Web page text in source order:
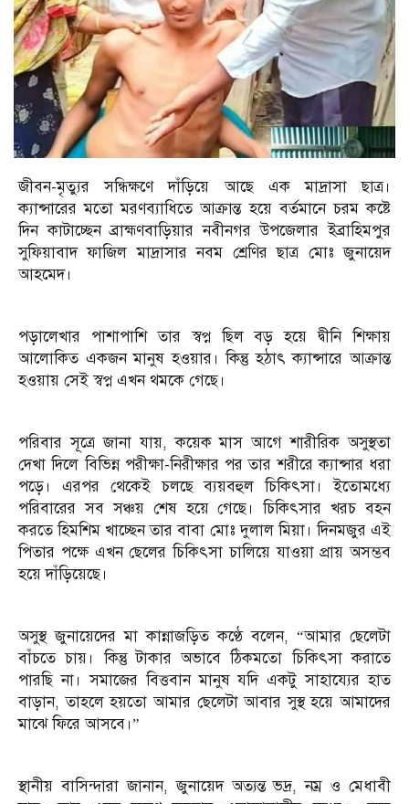
জীবন-মৃত্যুর সন্ধিক্ষণে দাঁড়িয়ে আছে এক মাদ্রাসা ছাত্র।
ক্যান্সারের মতো মরণব্যাধিতে আক্রান্ত হয়ে বর্তমানে চরম কষ্টে
দিন কাটাচ্ছেন ব্রাহ্মণবাড়িয়ার নবীনগর উপজেলার ইব্রাহিমপুর
সুফিয়াবাদ ফাজিল মাদ্রাসার নবম শ্রেণির ছাত্র মোঃ জুনায়েদ
আহমেদ।
পড়ালেখার পাশাপাশি তার স্বপ্ন ছিল বড় হয়ে দ্বীনি শিক্ষায়
আলোকিত একজন মানুষ হওয়ার। কিন্তু হঠাৎ ক্যান্সারে আক্রান্ত
হওয়ায় সেই স্বপ্ন এখন থমকে গেছে।
পরিবার সূত্রে জানা যায়, কয়েক মাস আগে শারীরিক অসুস্থতা
দেখা দিলে বিভিন্ন পরীক্ষা-নিরীক্ষার পর তার শরীরে ক্যান্সার ধরা
পড়ে। এরপর থেকেই চলছে ব্যয়বহুল চিকিৎসা। ইতোমধ্যে
পরিবারের সব সঞ্চয় শেষ হয়ে গেছে। চিকিৎসার খরচ বহন
করতে হিমশিম খাচ্ছেন তার বাবা মোঃ দুলাল মিয়া। দিনমজুর এই
পিতার পক্ষে এখন ছেলের চিকিৎসা চালিয়ে যাওয়া প্রায় অসম্ভব
হয়ে দাঁড়িয়েছে।
অসুস্থ জুনায়েদের মা কান্নাজড়িত কণ্ঠে বলেন, “আমার ছেলেটা
বাঁচতে চায়। কিন্তু টাকার অভাবে ঠিকমতো চিকিৎসা করাতে
পারছি না। সমাজের বিত্তবান মানুষ যদি একটু সাহায্যের হাত
বাড়ান, তাহলে হয়তো আমার ছেলেটা আবার সুস্থ হয়ে আমাদের
মাঝে ফিরে আসবে।”
স্থানীয় বাসিন্দারা জানান, জুনায়েদ অত্যন্ত ভদ্র, নম্র ও মেধাবী